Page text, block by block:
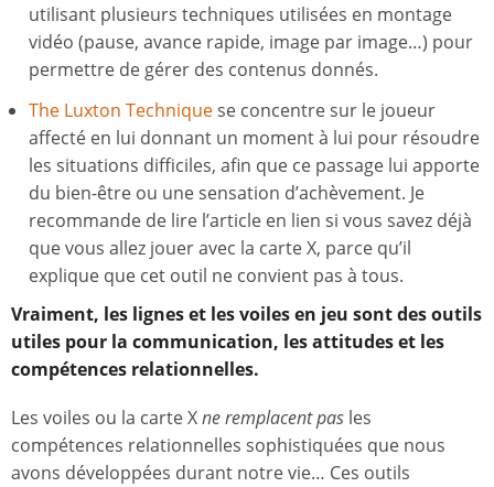
utilisant plusieurs techniques utilisées en montage
vidéo (pause, avance rapide, image par image…) pour
permettre de gérer des contenus donnés.
The Luxton Techniquese concentre sur le joueur
affecté en lui donnant un moment à lui pour résoudre
les situations difficiles, afin que ce passage lui apporte
du bien-être ou une sensation d’achèvement. Je
recommande de lire l’article en lien si vous savez déjà
que vous allez jouer avec la carte X, parce qu’il
explique que cet outil ne convient pas à tous.
Vraiment, les lignes et les voiles en jeu sont des outils
utiles pour la communication, les attitudes et les
compétences relationnelles.
Les voiles ou la carte Xne remplacent pas les
compétences relationnelles sophistiquées que nous
avons développées durant notre vie… Ces outils